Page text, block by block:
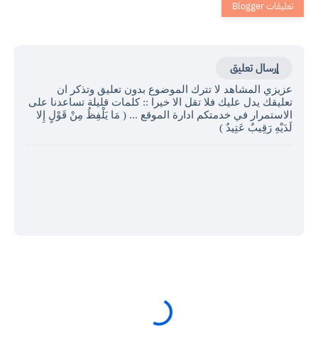
إرسال تعليق
عزيزي المشاهد لا تترك الموضوع بدون تعليق وتذكر ان
تعليقك يدل عليك فلا تقل الا خيرا :: كلمات قليلة تساعدنا على
الاستمرار في خدمتكم ادارة الموقع ... ( مَا يَلْفِظُ مِنْ قَوْلٍ إِلا
لَدَيْهِ رَقِيبٌ عَتِيدٌ )